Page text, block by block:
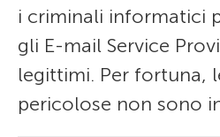
i criminali informatici
gli E-mail Service
legittimi. Per fortuna,
pericolose non sono